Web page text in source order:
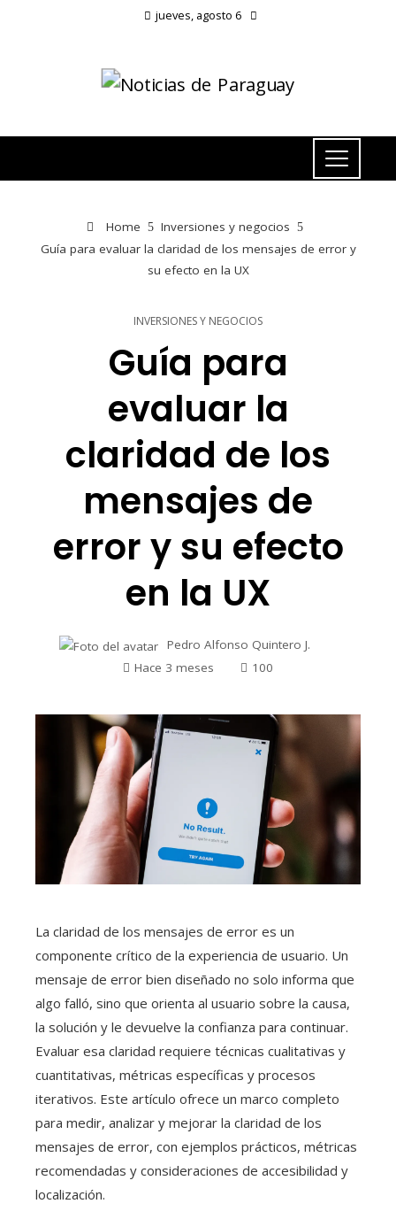
jueves, agosto 6
Home
Inversiones y negocios
Guía para evaluar la claridad de los mensajes de error y
su efecto en la UX
INVERSIONES Y NEGOCIOS
Guía para
evaluar la
claridad de los
mensajes de
error y su efecto
en la UX
Pedro Alfonso Quintero J.
Hace 3 meses
100
La claridad de los mensajes de error es un
componente crítico de la experiencia de usuario. Un
mensaje de error bien diseñado no solo informa que
algo falló, sino que orienta al usuario sobre la causa,
la solución y le devuelve la confianza para continuar.
Evaluar esa claridad requiere técnicas cualitativas y
cuantitativas, métricas específicas y procesos
iterativos. Este artículo ofrece un marco completo
para medir, analizar y mejorar la claridad de los
mensajes de error, con ejemplos prácticos, métricas
recomendadas y consideraciones de accesibilidad y
localización.